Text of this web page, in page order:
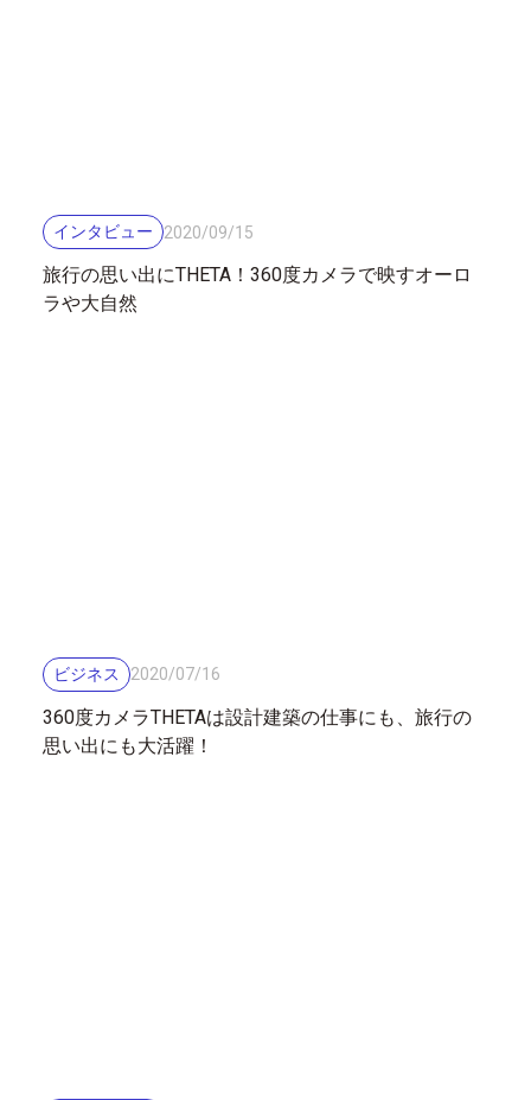
インタビュー 2020/09/15
旅行の思い出にTHETA！360度カメラで映すオーロ
ラや大自然
ビジネス 2020/07/16
360度カメラTHETAは設計建築の仕事にも、旅行の
思い出にも大活躍！